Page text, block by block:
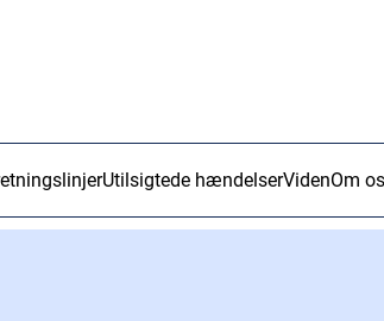
Utilsigtede hændelserVidenOm os